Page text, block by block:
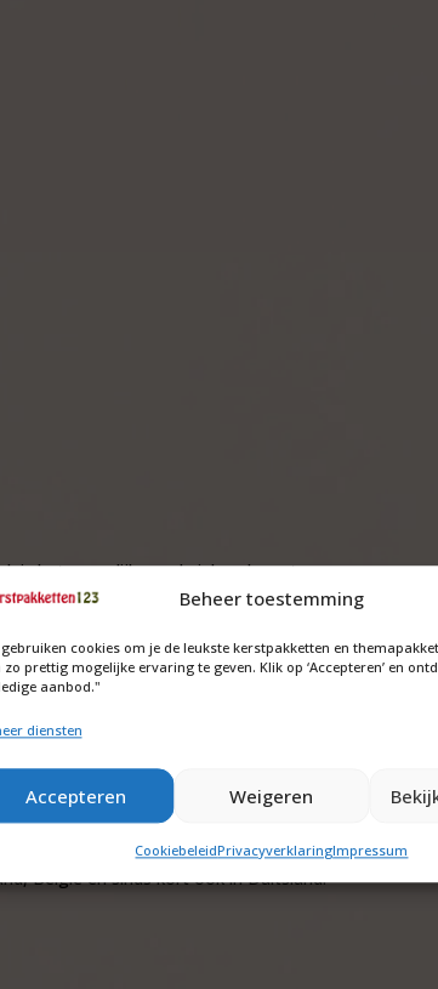
Beheer toestemming
cookies om je de leukste kerstpakketten en
zo prettig mogelijke ervaring te geven. Klik op ‘Accepteren’ en
aanbod."
diensten
Accepteren Weigeren
CookiebeleidPrivacyverklaringImpressum
is het mogelijk om de inhoud aan te passen naar
houd dan rekening met een levertijd van 2 a
Bekijk dan eens onswarme wintersfeer vuurkorf
bezorgen:
de bezorging uit handen nemen en de pakketten
meerkosten voor thuisbezorgen inclusief
België en sinds kort ook in Duitsland.